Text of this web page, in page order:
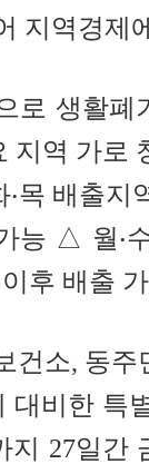
지역경제
로 생활
지역 가로
목 배출지
능 △ 월‧
후 배출
건소, 동
비한 특
지 27일간